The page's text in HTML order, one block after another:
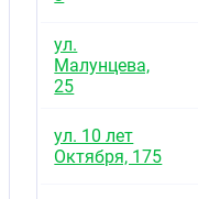
ул.
Малунцева,
25
ул. 10 лет
Октября, 175